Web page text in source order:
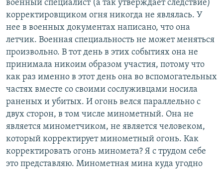
военный специалист (а так утверждает следствие)
корректировщиком огня никогда не являлась. У
нее в военных документах написано, что она
летчик. Военная специальность не может меняться
произвольно. В тот день в этих событиях она не
принимала никоим образом участия, потому что
как раз именно в этот день она во вспомогательных
частях вместе со своими сослуживцами носила
раненых и убитых. И огонь велся параллельно с
двух сторон, в том числе минометный. Она не
является минометчиком, не является человеком,
который корректирует минометный огонь. Как
корректировать огонь миномета? Я с трудом себе
это представляю. Минометная мина куда угодно